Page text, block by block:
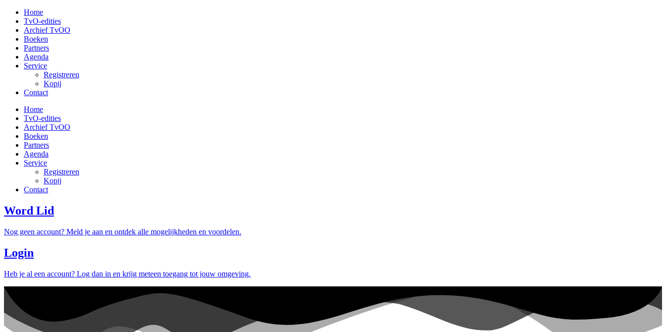
naar
inhoud
Home
TvO-edities
Archief TvOO
Boeken
Partners
Agenda
Service
Registreren
Kopij
Contact
Home
TvO-edities
Archief TvOO
Boeken
Partners
Agenda
Service
Registreren
Kopij
Contact
Word Lid
Nog geen account? Meld je aan en ontdek alle mogelijkheden en voordelen.
Login
Heb je al een account? Log dan in en krijg meteen toegang tot jouw omgeving.